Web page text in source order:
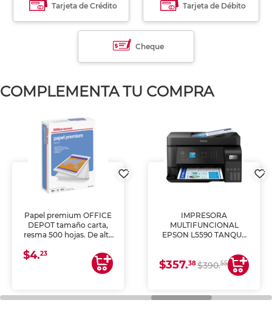
Tarjeta de Crédito Tarjeta de Débito
Cheque
COMPLEMENTA TU COMPRA
Papel premium OFFICE
DEPOT tamaño carta,
resma 500 hojas. De alta
uniforme, ideal para
impresoras de inyección
de tinta y láser,
general de oficina.
$4.23
IMPRESORA
MULTIFUNCIONAL
EPSON L5590 TANQUE
COPIA Y ESCANEA)
$357.38$390.55